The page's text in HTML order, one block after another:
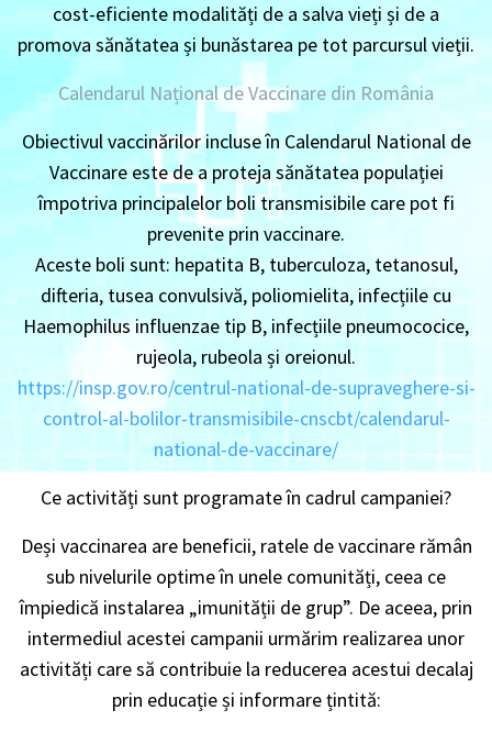
cost-eficiente modalități de a salva vieți și de a
promova sănătatea și bunăstarea pe tot parcursul vieții.
Calendarul Național de Vaccinare din România
Obiectivul vaccinărilor incluse în Calendarul National de
Vaccinare este de a proteja sănătatea populației
împotriva principalelor boli transmisibile care pot fi
prevenite prin vaccinare.
Aceste boli sunt: hepatita B, tuberculoza, tetanosul,
difteria, tusea convulsivă, poliomielita, infecțiile cu
Haemophilus influenzae tip B, infecțiile pneumococice,
rujeola, rubeola și oreionul.
https://insp.gov.ro/centrul-national-de-supraveghere-si-
control-al-bolilor-transmisibile-cnscbt/calendarul-
national-de-vaccinare/
Ce activități sunt programate în cadrul campaniei?
Deși vaccinarea are beneficii, ratele de vaccinare rămân
sub nivelurile optime în unele comunități, ceea ce
împiedică instalarea „imunității de grup”. De aceea, prin
intermediul acestei campanii urmărim realizarea unor
activități care să contribuie la reducerea acestui decalaj
prin educație și informare țintită: